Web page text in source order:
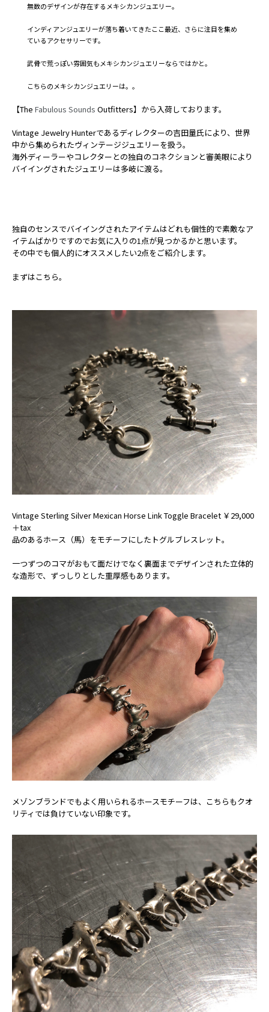
無数のデザインが存在するメキシカンジュエリー。
インディアンジュエリーが落ち着いてきたここ最近、さらに注目を集め
ているアクセサリーです。
武骨で荒っぽい雰囲気もメキシカンジュエリーならではかと。
こちらのメキシカンジュエリーは。。
【The Fabulous Sounds Outfitters】から入荷しております。
Vintage Jewelry Hunterであるディレクターの吉田量氏により、世界
中から集められたヴィンテージジュエリーを扱う。
海外ディーラーやコレクターとの独自のコネクションと審美眼により
バイイングされたジュエリーは多岐に渡る。
独自のセンスでバイイングされたアイテムはどれも個性的で素敵なア
イテムばかりですのでお気に入りの1点が見つかるかと思います。
その中でも個人的にオススメしたい2点をご紹介します。
まずはこちら。
Vintage Sterling Silver Mexican Horse Link Toggle Bracelet ￥29,000
＋tax
品のあるホース（馬）をモチーフにしたトグルブレスレット。
一つずつのコマがおもて面だけでなく裏面までデザインされた立体的
な造形で、ずっしりとした重厚感もあります。
メゾンブランドでもよく用いられるホースモチーフは、こちらもクオ
リティでは負けていない印象です。